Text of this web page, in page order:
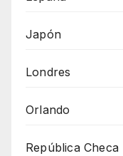
Japón
Londres
Orlando
República Checa